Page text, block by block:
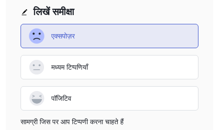
लिखें समीक्षा
एक्सपोज़र
मध्यम टिप्पणियाँ
पॉजिटिव
सामग्री जिस पर आप टिप्पणी करना चाहते हैं